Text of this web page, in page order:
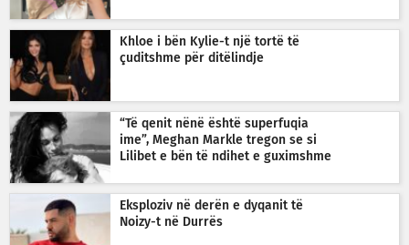
Khloe i bën Kylie-t një tortë të
çuditshme për ditëlindje
“Të qenit nënë është superfuqia
ime”, Meghan Markle tregon se si
Lilibet e bën të ndihet e guximshme
Eksploziv në derën e dyqanit të
Noizy-t në Durrës